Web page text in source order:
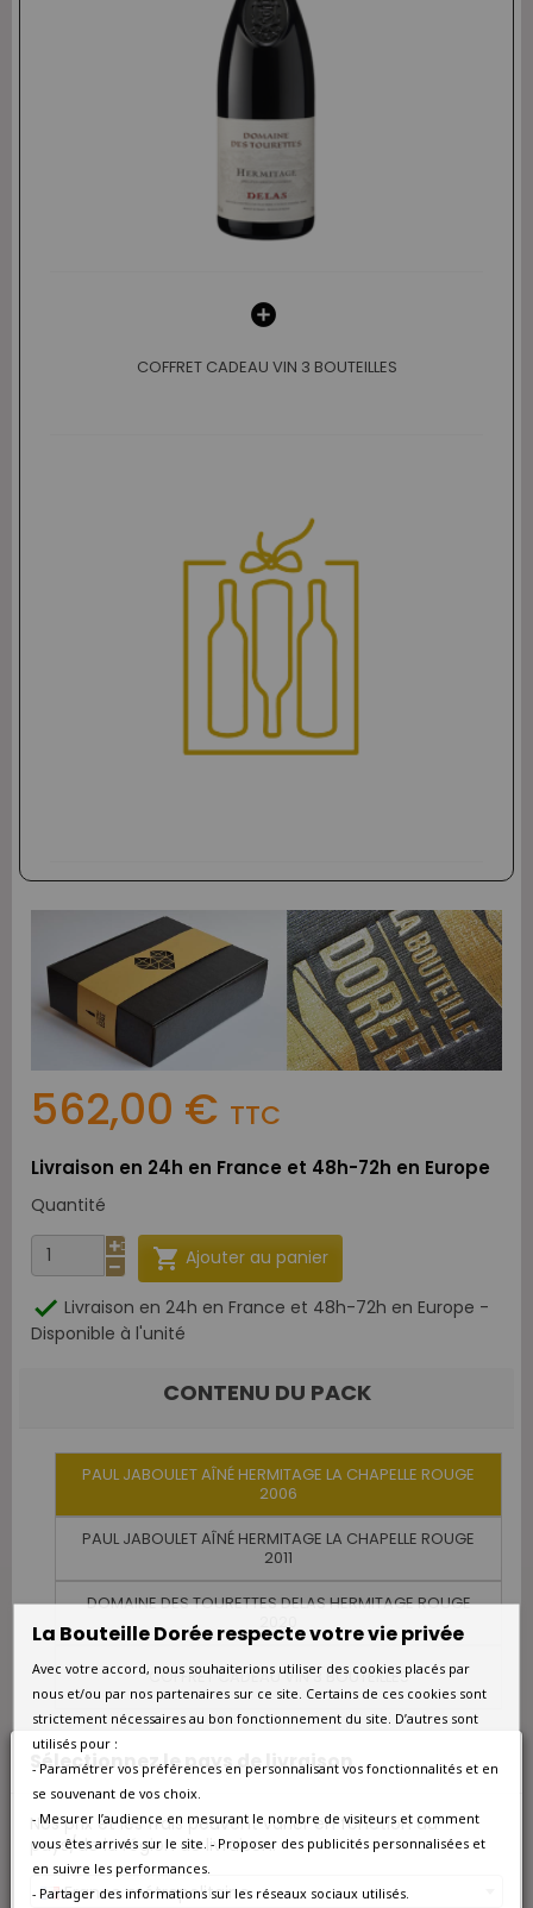
Sélectionnez le pays de livraison
Nos prix et les frais peuvent varier en fonction du
pays/de la région de livraison.
France métropolitaine
COFFRET CADEAU VIN 3 BOUTEILLES
562,00 € TTC
Livraison en 24h en France et 48h-72h en Europe
Quantité
 Ajouter au panier
 Livraison en 24h en France et 48h-72h en Europe -
Disponible à l'unité
CONTENU DU PACK
PAUL JABOULET AÎNÉ HERMITAGE LA CHAPELLE ROUGE
2006
PAUL JABOULET AÎNÉ HERMITAGE LA CHAPELLE ROUGE
2011
DOMAINE DES TOURETTES DELAS HERMITAGE ROUGE
2020
COFFRET CADEAU VIN 3 BOUTEILLES
L'Hermitage La Chapelle 2006 offre une robe
couleur grenat très foncéet une belle
matière ronde et concentrée avec des
arômes de petits fruits noirs bien présents,
soutenus par des notes épicées, vanillées, de
moka et de cuir, et des tannins puissants et
soyeux. Idéalement, ce vin demanderait à
être laissé en cave quelques années de plus.
La Bouteille Dorée respecte votre vie privée
Avec votre accord, nous souhaiterions utiliser des cookies placés par
nous et/ou par nos partenaires sur ce site. Certains de ces cookies sont
strictement nécessaires au bon fonctionnement du site. D’autres sont
utilisés pour :
- Paramétrer vos préférences en personnalisant vos fonctionnalités et en
se souvenant de vos choix.
- Mesurer l’audience en mesurant le nombre de visiteurs et comment
vous êtes arrivés sur le site. - Proposer des publicités personnalisées et
en suivre les performances.
- Partager des informations sur les réseaux sociaux utilisés.